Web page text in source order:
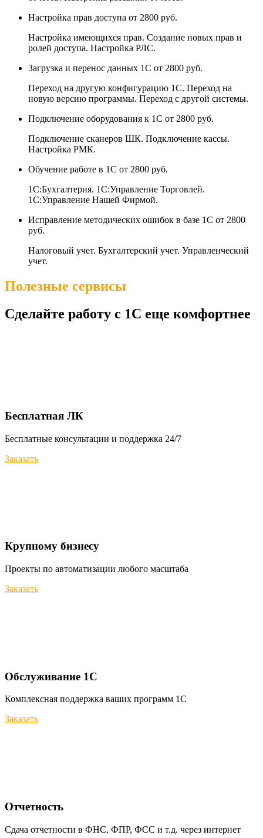
Настройка прав доступа от 2800 руб.
Настройка имеющихся прав. Создание новых прав и
ролей доступа. Настройка РЛС.
Загрузка и перенос данных 1С от 2800 руб.
Переход на другую конфигурацию 1С. Переход на
новую версию программы. Переход с другой системы.
Подключение оборудования к 1С от 2800 руб.
Подключение сканеров ШК. Подключение кассы.
Настройка РМК.
Обучение работе в 1С от 2800 руб.
1С:Бухгалтерия. 1С:Управление Торговлей.
1С:Управление Нашей Фирмой.
Исправление методических ошибок в базе 1С от 2800
руб.
Налоговый учет. Бухгалтерский учет. Управленческий
учет.
Полезные сервисы
Сделайте работу с 1С еще комфортнее
Бесплатная ЛК
Бесплатные консультации и поддержка 24/7
Заказать
Крупному бизнесу
Проекты по автоматизации любого масштаба
Заказать
Обслуживание 1С
Комплексная поддержка ваших программ 1С
Заказать
Отчетность
Сдача отчетности в ФНС, ФПР, ФСС и т.д. через интернет